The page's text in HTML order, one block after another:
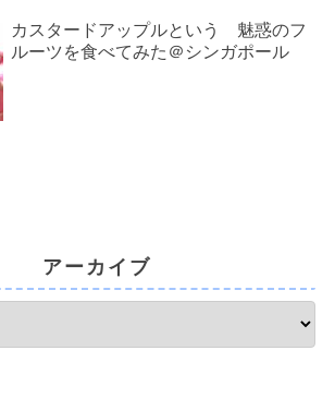
カスタードアップルという 魅惑のフ
ルーツを食べてみた＠シンガポール
アーカイブ